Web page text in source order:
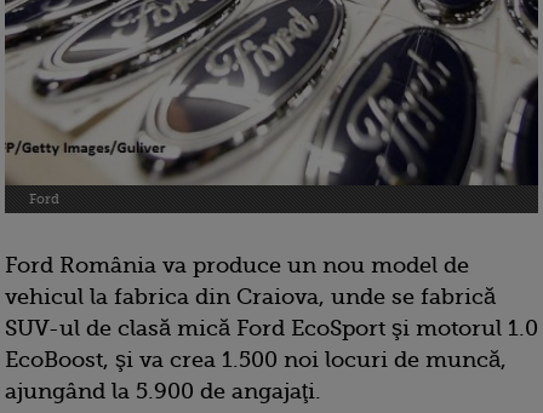
Ford
Ford România va produce un nou model de
vehicul la fabrica din Craiova, unde se fabrică
SUV-ul de clasă mică Ford EcoSport şi motorul 1.0
EcoBoost, şi va crea 1.500 noi locuri de muncă,
ajungând la 5.900 de angajaţi.